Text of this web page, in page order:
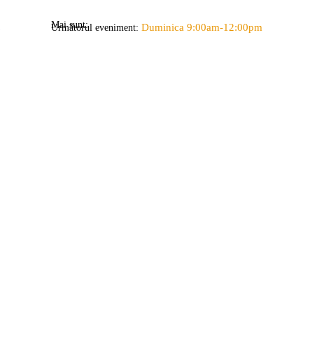
Următorul eveniment: Duminica 9:00am-12:00pm
Mai sunt: